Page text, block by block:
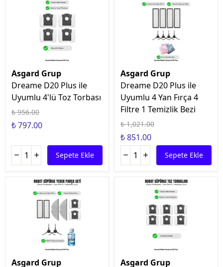
Asgard Grup
Dreame D20 Plus ile
Uyumlu 4'lü Toz Torbası
₺ 956.00
₺ 797.00
Sepete Ekle
Asgard Grup
Dreame D20 Plus ile
Uyumlu 4 Yan Fırça 4
Filtre 1 Temizlik Bezi
₺ 1,021.00
₺ 851.00
Sepete Ekle
Asgard Grup
Asgard Grup